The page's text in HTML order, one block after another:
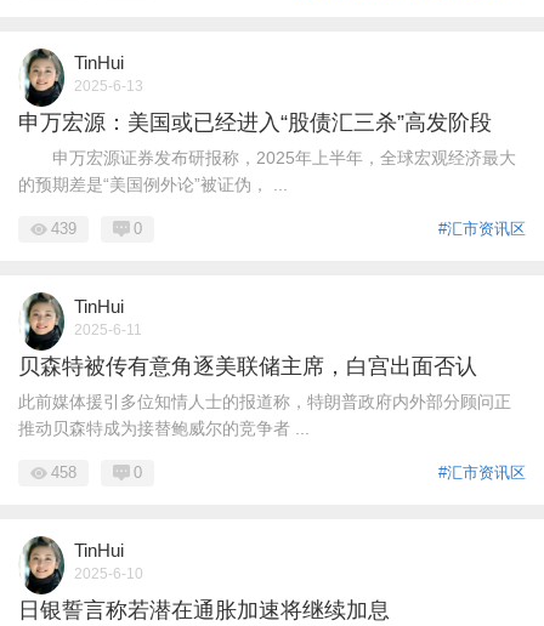
TinHui
2025-6-13
申万宏源：美国或已经进入“股债汇三杀”高发阶段
申万宏源证券发布研报称，2025年上半年，全球宏观经济最大
的预期差是“美国例外论”被证伪， ...
#汇市资讯区
439 0
TinHui
2025-6-11
贝森特被传有意角逐美联储主席，白宫出面否认
此前媒体援引多位知情人士的报道称，特朗普政府内外部分顾问正
推动贝森特成为接替鲍威尔的竞争者 ...
#汇市资讯区
458 0
TinHui
2025-6-10
日银誓言称若潜在通胀加速将继续加息